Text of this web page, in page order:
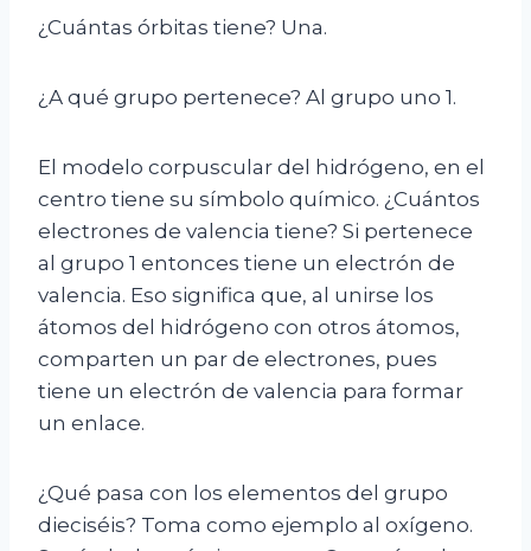
¿Cuántas órbitas tiene? Una.
¿A qué grupo pertenece? Al grupo uno 1.
El modelo corpuscular del hidrógeno, en el
centro tiene su símbolo químico. ¿Cuántos
electrones de valencia tiene? Si pertenece
al grupo 1 entonces tiene un electrón de
valencia. Eso significa que, al unirse los
átomos del hidrógeno con otros átomos,
comparten un par de electrones, pues
tiene un electrón de valencia para formar
un enlace.
¿Qué pasa con los elementos del grupo
dieciséis? Toma como ejemplo al oxígeno.